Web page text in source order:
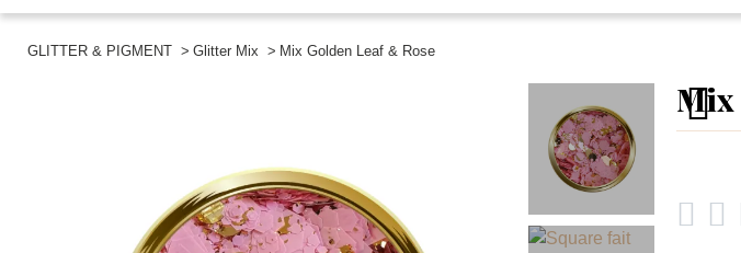
GLITTER & PIGMENT Glitter Mix Mix Golden Leaf & Rose
Mix
 